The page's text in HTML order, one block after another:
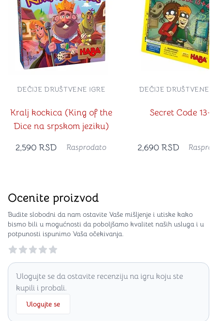
Kralj kockica (King of the
Dice na srpskom jeziku)
DEČIJE DRUŠTVENE IGRE
2,590 RSD Rasprodato
Secret Code 13+4
DEČIJE DRUŠTVENE
2,690 RSD
Ocenite proizvod
Budite slobodni da nam ostavite Vaše mišljenje i utiske kako
bismo bili u mogućnosti da poboljšamo kvalitet naših usluga i u
potpunosti ispunimo Vaša očekivanja.
Reviews
Ulogujte se da ostavite recenziju na igru koju ste
kupili i probali.
Ulogujte se